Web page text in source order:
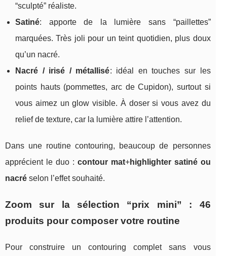
“sculpté” réaliste.
Satiné: apporte de la lumière sans “paillettes”
marquées. Très joli pour un teint quotidien, plus doux
qu’un nacré.
Nacré / irisé / métallisé: idéal en touches sur les
points hauts (pommettes, arc de Cupidon), surtout si
vous aimez un glow visible. À doser si vous avez du
relief de texture, car la lumière attire l’attention.
Dans une routine contouring, beaucoup de personnes
apprécient le duo : contour mat+highlighter satiné ou
nacré selon l’effet souhaité.
Zoom sur la sélection “prix mini” : 46
produits pour composer votre routine
Pour construire un contouring complet sans vous